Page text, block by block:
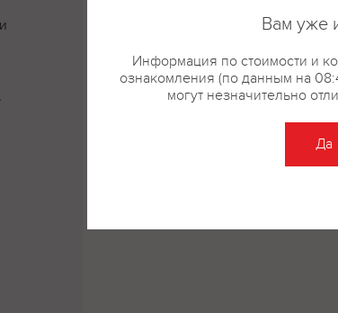
Вам уже
Информация по стоимости и
ознакомления (по данным на
могут незначительно
Да